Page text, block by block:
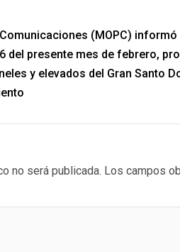
(MOPC) informó
del presente mes de febrero,
y elevados del Gran Santo
no será publicada. Los campos